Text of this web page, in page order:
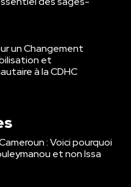
un Changement
et
à la CDHC
: Voici pourquoi
et non Issa